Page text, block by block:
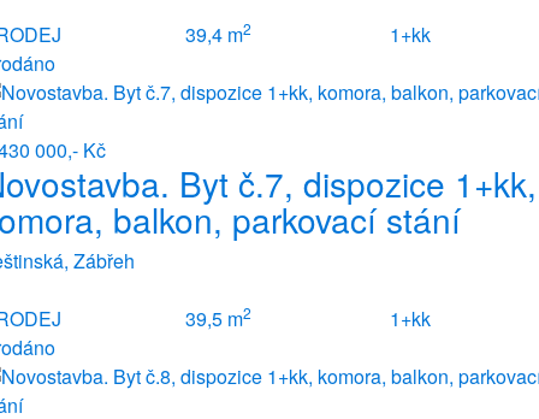
39,4 m2
1+kk
000,- Kč
Byt č.7, dispozice 1+kk,
balkon, parkovací stání
Zábřeh
39,5 m2
1+kk